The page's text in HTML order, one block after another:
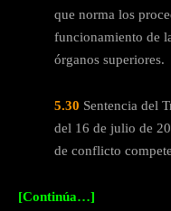
que norma los
funcionamiento de
órganos superiores.
5.30 Sentencia del
del 16 de julio de
de conflicto
[Continúa…]